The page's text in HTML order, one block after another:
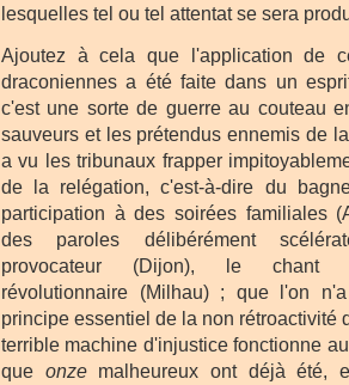
lesquelles tel ou tel attentat se sera
Ajoutez à cela que l'application de
draconiennes a été faite dans un
c'est une sorte de guerre au couteau
sauveurs et les prétendus ennemis de
a vu les tribunaux frapper
de la relégation, c'est-à-dire du
participation à des soirées familiales
des paroles délibérément
provocateur (Dijon), le chant
révolutionnaire (Milhau) ; que l'on
principe essentiel de la non rétroactivité
terrible machine d'injustice fonctionne
que onzemalheureux ont déjà été,